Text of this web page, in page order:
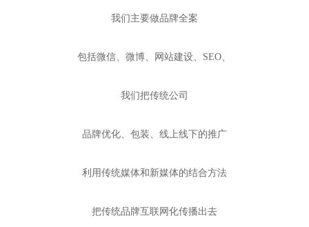
我们主要做品牌全案
包括微信、微博、网站建设、SEO、
我们把传统公司
品牌优化、包装、线上线下的推广
利用传统媒体和新媒体的结合方法
把传统品牌互联网化传播出去